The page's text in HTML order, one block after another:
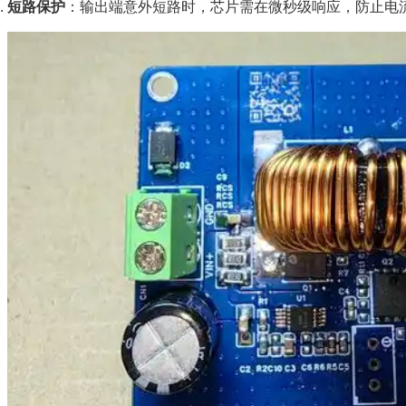
短路保护 ：输出端意外短路时，芯片需在微秒级响应，防止电